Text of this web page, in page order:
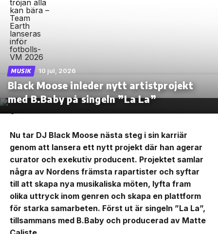
MUSIK 10 jul, 2026
Black Moose inleder nytt artistprojekt
med B.Baby på singeln ”La La”
Nu tar DJ Black Moose nästa steg i sin karriär
genom att lansera ett nytt projekt där han agerar
curator och exekutiv producent. Projektet samlar
några av Nordens främsta rapartister och syftar
till att skapa nya musikaliska möten, lyfta fram
olika uttryck inom genren och skapa en plattform
för starka samarbeten. Först ut är singeln ”La La”,
tillsammans med B.Baby och producerad av Matte